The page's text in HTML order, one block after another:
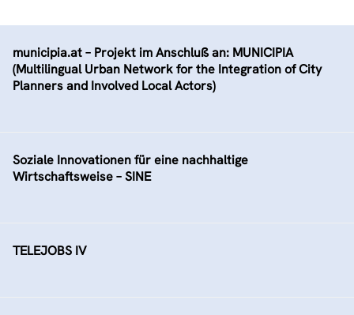
municipia.at – Projekt im Anschluß an: MUNICIPIA
(Multilingual Urban Network for the Integration of City
Planners and Involved Local Actors)
Soziale Innovationen für eine nachhaltige
Wirtschaftsweise – SINE
TELEJOBS IV